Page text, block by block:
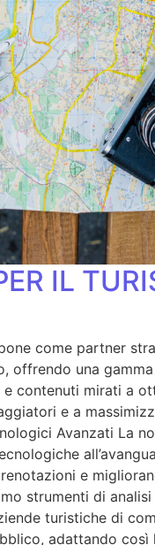
IL
come partner
offrendo una
contenuti mirati a
e a
Avanzati La
e
strumenti di
turistiche di
adattando